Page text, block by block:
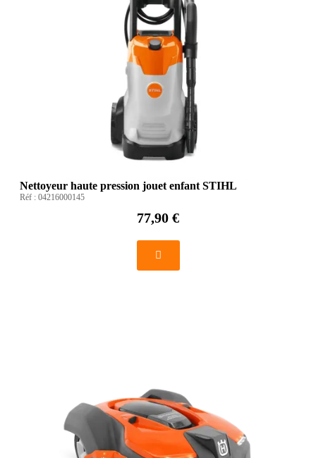
Nettoyeur haute pression jouet enfant STIHL
Réf : 04216000145
77,90 €